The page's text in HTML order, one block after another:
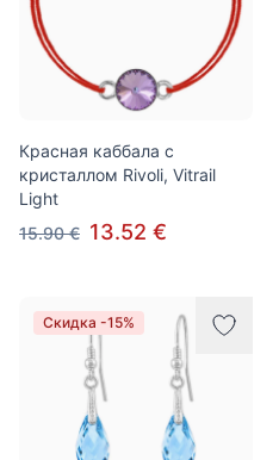
Красная каббала с
кристаллом Rivoli, Vitrail
Light
15.90 € 13.52 €
Скидка -15%